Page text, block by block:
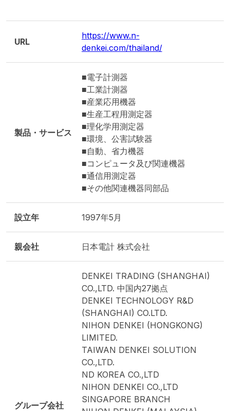
URL
https://www.n-
denkei.com/thailand/
製品・サービス
■電子計測器
■工業計測器
■産業応用機器
■生産工程用測定器
■理化学用測定器
■環境、公害試験器
■自動、省力機器
■コンピュータ及び関連機器
■通信用測定器
■その他関連機器同部品
設立年 1997年5月
親会社 日本電計 株式会社
グループ会社
DENKEI TRADING (SHANGHAI)
CO.,LTD. 中国内27拠点
DENKEI TECHNOLOGY R&D
(SHANGHAI) CO.LTD.
NIHON DENKEI (HONGKONG)
LIMITED.
TAIWAN DENKEI SOLUTION
CO.,LTD.
ND KOREA CO.,LTD
NIHON DENKEI CO.,LTD
SINGAPORE BRANCH